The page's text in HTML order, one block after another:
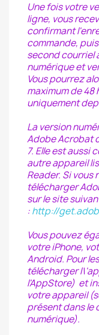
Une fois votre
ligne, vous
confirmant
commande,
second courriel
numérique et
Vous pourrez
maximum de 48
uniquement
La version
Adobe Acrobat
7. Elle est aussi
autre appareil
Reader. Si vous
télécharger
sur le site
:http://
Vous pouvez
votre iPhone,
Android. Pour
télécharger
l'AppStore) et
votre appareil
présent dans le
numérique).